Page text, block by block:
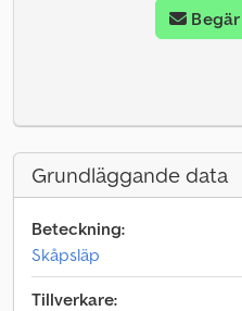
Grundläggande data
Beteckning:
Skåpsläp
Tillverkare: